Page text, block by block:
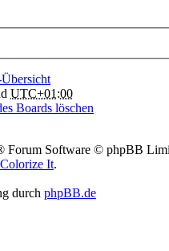
UTC+01:00
Boards löschen
Forum Software © phpBB
It.
durch phpBB.de